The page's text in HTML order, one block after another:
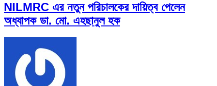
NILMRC এর নতুন পরিচালকের দায়িত্ব পেলেন
অধ্যাপক ডা. মো. এহছানুল হক